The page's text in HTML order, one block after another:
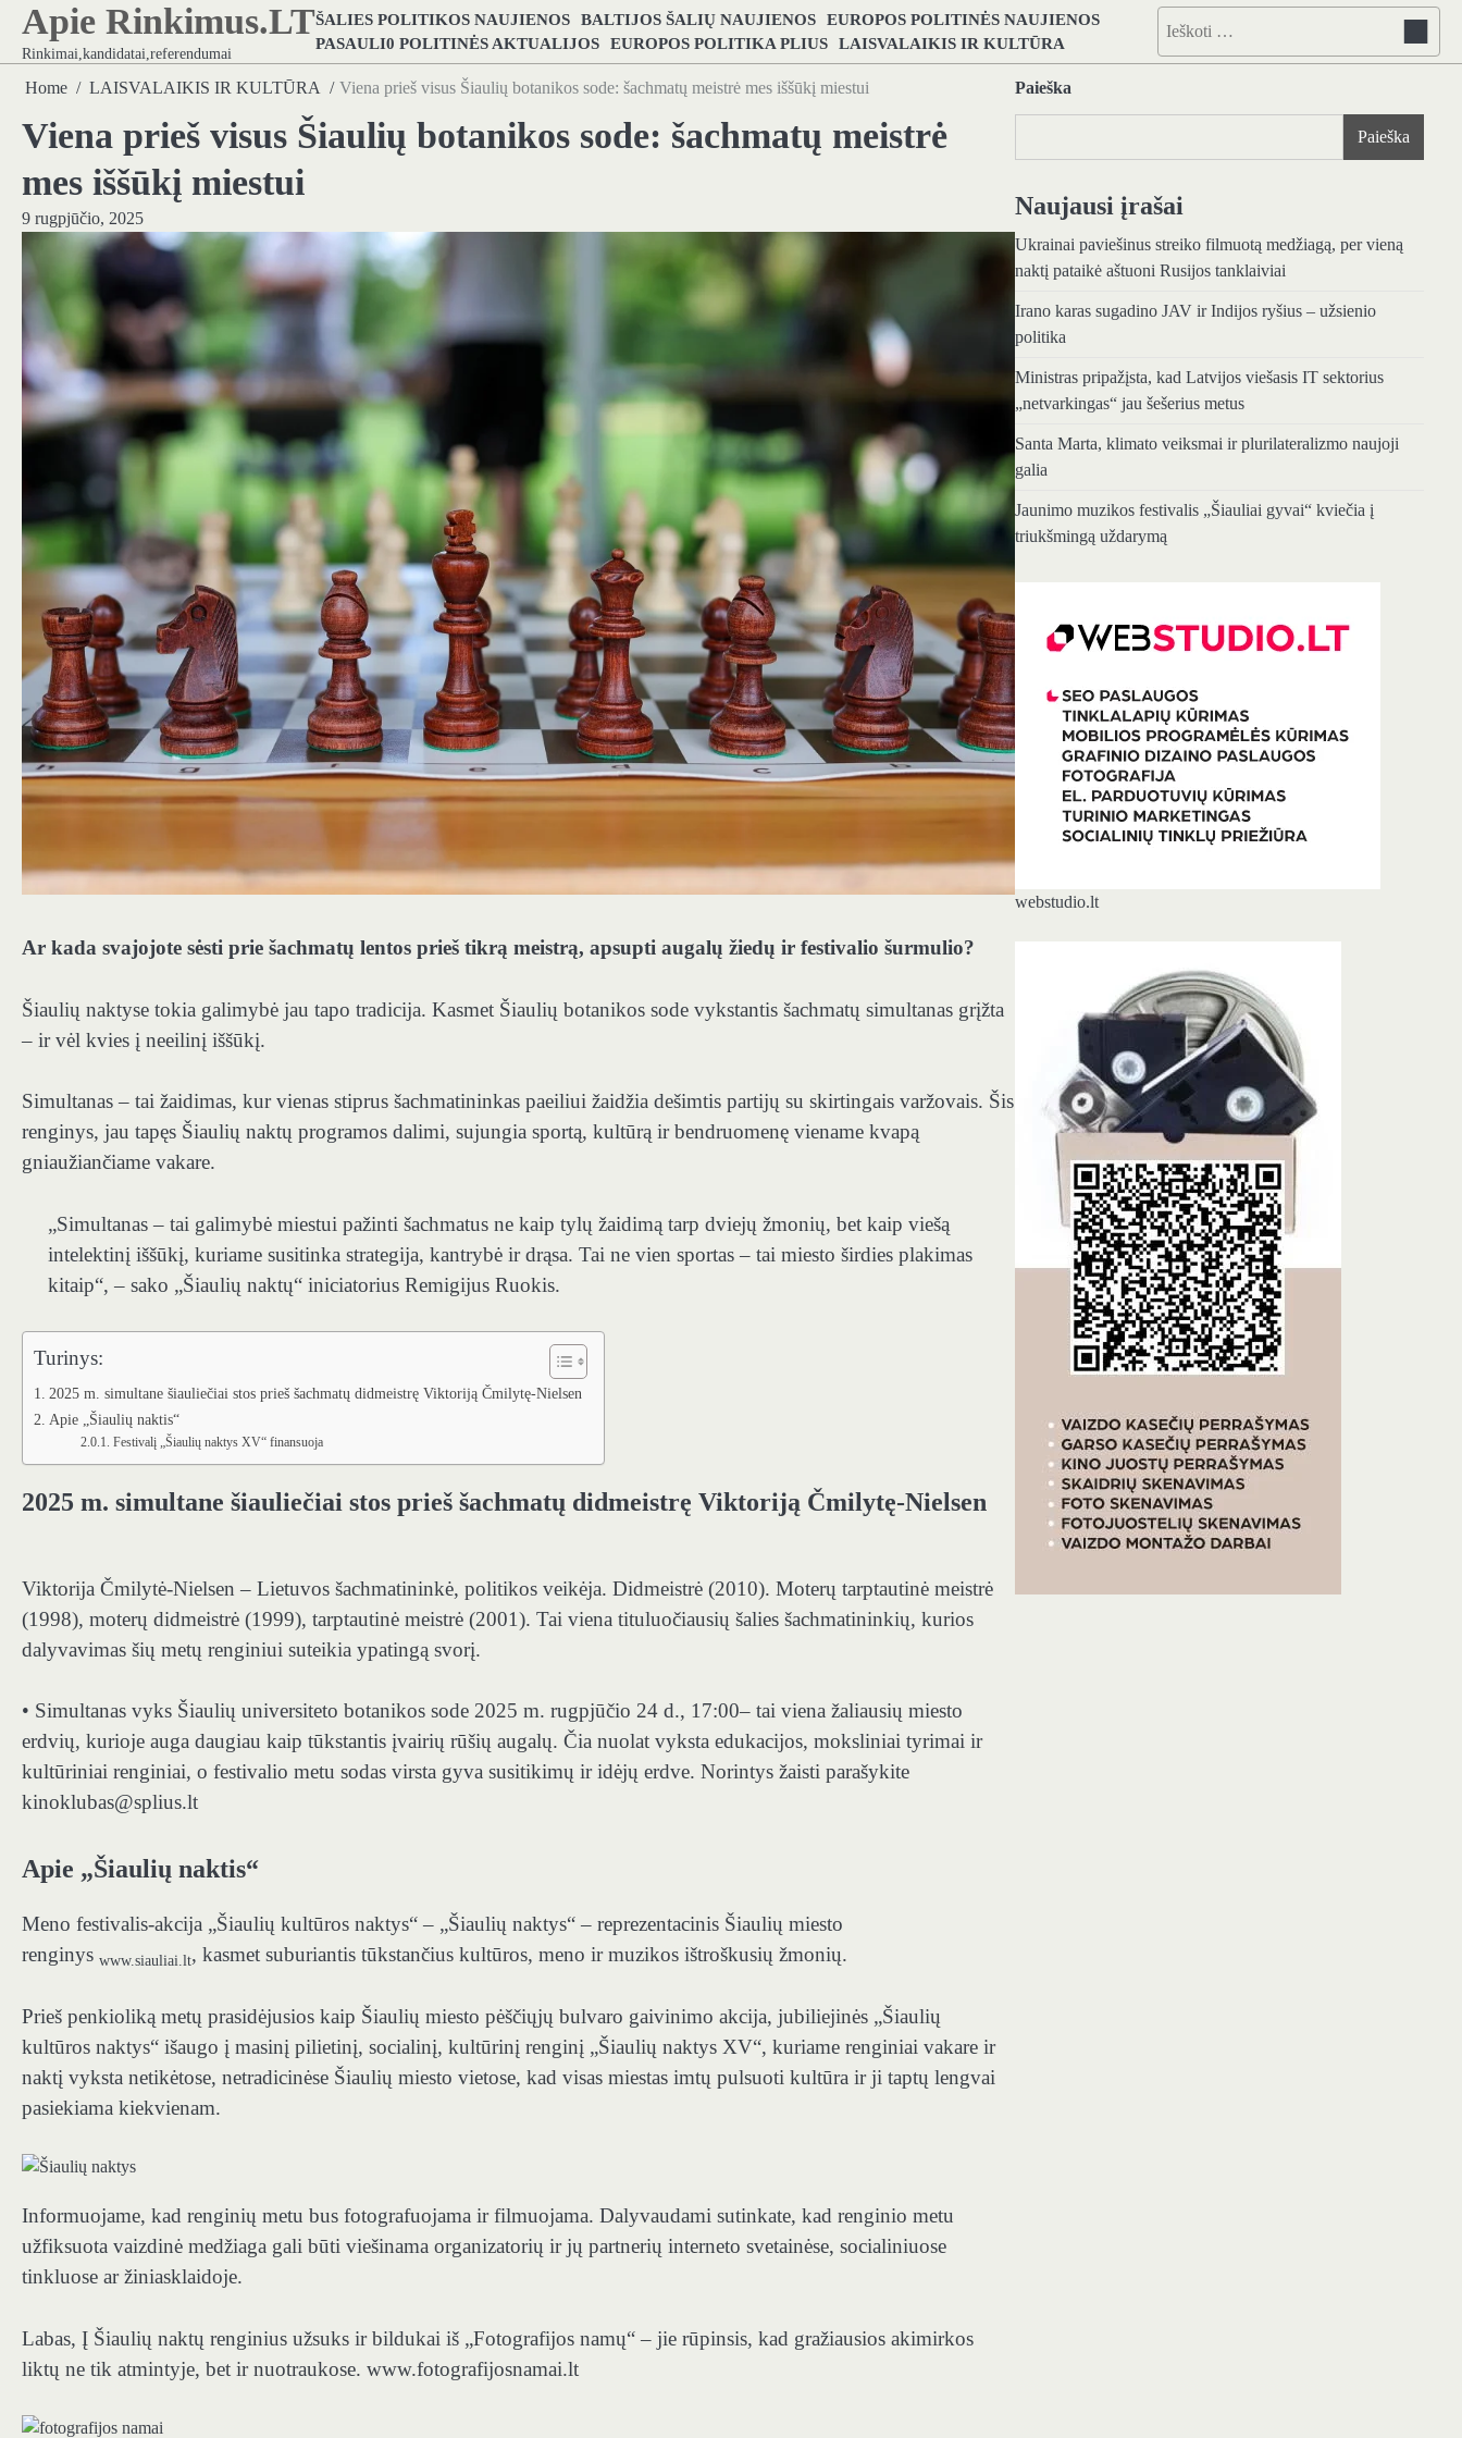
Skip
content
Apie Rinkimus.LT
Rinkimai,kandidatai,referendumai
ŠALIES POLITIKOS NAUJIENOS BALTIJOS ŠALIŲ NAUJIENOS EUROPOS POLITINĖS NAUJIENOS
PASAULI0 POLITINĖS AKTUALIJOS EUROPOS POLITIKA PLIUS LAISVALAIKIS IR KULTŪRA
Ieškoti:
Home LAISVALAIKIS IR KULTŪRA Viena prieš visus Šiaulių botanikos sode: šachmatų meistrė mes iššūkį miestui
Viena prieš visus Šiaulių botanikos sode: šachmatų meistrė
mes iššūkį miestui
9 rugpjūčio, 2025
Ar kada svajojote sėsti prie šachmatų lentos prieš tikrą meistrą, apsupti augalų žiedų ir festivalio šurmulio?
Šiaulių naktyse tokia galimybė jau tapo tradicija. Kasmet Šiaulių botanikos sode vykstantis šachmatų simultanas grįžta
– ir vėl kvies į neeilinį iššūkį.
Simultanas – tai žaidimas, kur vienas stiprus šachmatininkas paeiliui žaidžia dešimtis partijų su skirtingais varžovais. Šis
renginys, jau tapęs Šiaulių naktų programos dalimi, sujungia sportą, kultūrą ir bendruomenę viename kvapą
gniaužiančiame vakare.
„Simultanas – tai galimybė miestui pažinti šachmatus ne kaip tylų žaidimą tarp dviejų žmonių, bet kaip viešą
intelektinį iššūkį, kuriame susitinka strategija, kantrybė ir drąsa. Tai ne vien sportas – tai miesto širdies plakimas
kitaip“, – sako „Šiaulių naktų“ iniciatorius Remigijus Ruokis.
Turinys:
2025 m. simultane šiauliečiai stos prieš šachmatų didmeistrę Viktoriją Čmilytę‑Nielsen
Apie „Šiaulių naktis“
Festivalį „Šiaulių naktys XV“ finansuoja
2025 m. simultane šiauliečiai stos prieš šachmatų didmeistrę Viktoriją Čmilytę‑Nielsen
Viktorija Čmilytė‑Nielsen – Lietuvos šachmatininkė, politikos veikėja. Didmeistrė (2010). Moterų tarptautinė meistrė
(1998), moterų didmeistrė (1999), tarptautinė meistrė (2001). Tai viena tituluočiausių šalies šachmatininkių, kurios
dalyvavimas šių metų renginiui suteikia ypatingą svorį.
• Simultanas vyks Šiaulių universiteto botanikos sode 2025 m. rugpjūčio 24 d., 17:00– tai viena žaliausių miesto
erdvių, kurioje auga daugiau kaip tūkstantis įvairių rūšių augalų. Čia nuolat vyksta edukacijos, moksliniai tyrimai ir
kultūriniai renginiai, o festivalio metu sodas virsta gyva susitikimų ir idėjų erdve. Norintys žaisti parašykite
kinoklubas@splius.lt
Apie „Šiaulių naktis“
Meno festivalis-akcija „Šiaulių kultūros naktys“ – „Šiaulių naktys“ – reprezentacinis Šiaulių miesto
renginys www.siauliai.lt, kasmet suburiantis tūkstančius kultūros, meno ir muzikos ištroškusių žmonių.
Prieš penkioliką metų prasidėjusios kaip Šiaulių miesto pėščiųjų bulvaro gaivinimo akcija, jubiliejinės „Šiaulių
kultūros naktys“ išaugo į masinį pilietinį, socialinį, kultūrinį renginį „Šiaulių naktys XV“, kuriame renginiai vakare ir
naktį vyksta netikėtose, netradicinėse Šiaulių miesto vietose, kad visas miestas imtų pulsuoti kultūra ir ji taptų lengvai
pasiekiama kiekvienam.
Informuojame, kad renginių metu bus fotografuojama ir filmuojama. Dalyvaudami sutinkate, kad renginio metu
užfiksuota vaizdinė medžiaga gali būti viešinama organizatorių ir jų partnerių interneto svetainėse, socialiniuose
tinkluose ar žiniasklaidoje.
Labas, Į Šiaulių naktų renginius užsuks ir bildukai iš „Fotografijos namų“ – jie rūpinsis, kad gražiausios akimirkos
liktų ne tik atmintyje, bet ir nuotraukose. www.fotografijosnamai.lt
Paieška
Paieška
Naujausi įrašai
Ukrainai paviešinus streiko filmuotą medžiagą, per vieną
naktį pataikė aštuoni Rusijos tanklaiviai
Irano karas sugadino JAV ir Indijos ryšius – užsienio
politika
Ministras pripažįsta, kad Latvijos viešasis IT sektorius
„netvarkingas“ jau šešerius metus
Santa Marta, klimato veiksmai ir plurilateralizmo naujoji
galia
Jaunimo muzikos festivalis „Šiauliai gyvai“ kviečia į
triukšmingą uždarymą
webstudio.lt